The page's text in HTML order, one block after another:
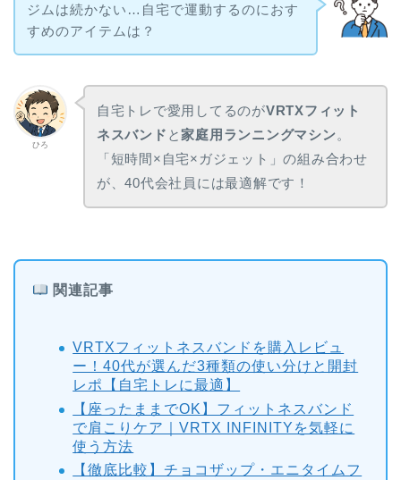
ジムは続かない…自宅で運動するのにおす
すめのアイテムは？
ひろ
自宅トレで愛用してるのがVRTXフィット
ネスバンド と家庭用ランニングマシン。
「短時間×自宅×ガジェット」の組み合わせ
が、40代会社員には最適解です！
関連記事
VRTXフィットネスバンドを購入レビュ
ー！40代が選んだ3種類の使い分けと開封
レポ【自宅トレに最適】
【座ったままでOK】フィットネスバンド
で肩こりケア｜VRTX INFINITYを気軽に
使う方法
【徹底比較】チョコザップ・エニタイムフ